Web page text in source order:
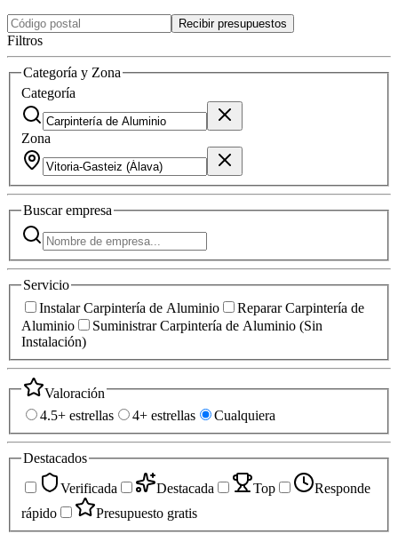
Recibir presupuestos
Filtros
Categoría y Zona
Categoría
Zona
Buscarempresa
Servicio
Instalar Carpintería de Aluminio
Reparar Carpintería de
Aluminio
Suministrar Carpintería de Aluminio (Sin
Instalación)
Valoración
4.5+ estrellas
4+ estrellas Cualquiera
Destacados
Verificada
Destacada Top
Responde
rápido
Presupuesto gratis